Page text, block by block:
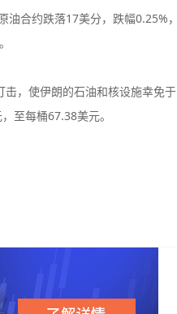
合约跌落17美分，跌幅0.25%，
，使伊朗的石油和核设施幸免于
至每桶67.38美元。